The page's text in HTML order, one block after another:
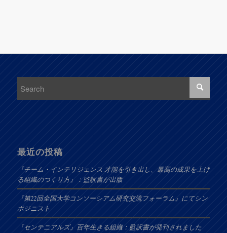
最近の投稿
『チーム・インテリジェンス 才能を引き出し、最高の成果を上げ
る組織のつくり方』：監訳書が出版
『第22回全国大学コンソーシアム研究交流フォーラム』にてシン
ポジニスト
『センテニアルズ』百年生きる組織：監訳書が発刊されました